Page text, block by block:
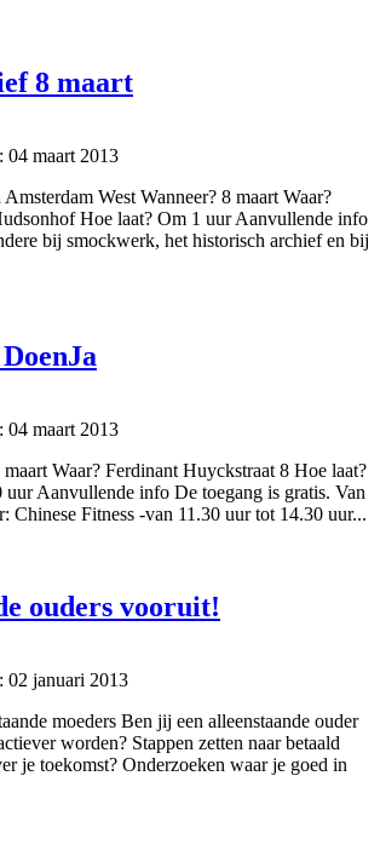
8 maart
04 maart 2013
West Wanneer? 8 maart Waar?
Hoe laat? Om 1 uur Aanvullende info
bij smockwerk, het historisch archief en bij
04 maart 2013
Waar? Ferdinant Huyckstraat 8 Hoe laat?
Aanvullende info De toegang is gratis. Van
Chinese Fitness -van 11.30 uur tot 14.30 uur...
ouders vooruit!
02 januari 2013
moeders Ben jij een alleenstaande ouder
worden? Stappen zetten naar betaald
je toekomst? Onderzoeken waar je goed in